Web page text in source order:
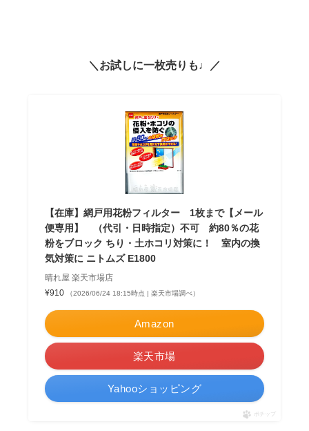
＼お試しに一枚売りも♩／
【在庫】網戸用花粉フィルター 1枚まで【メール
便専用】 （代引・日時指定）不可 約80％の花
粉をブロック ちり・土ホコリ対策に！ 室内の換
気対策に ニトムズ E1800
晴れ屋 楽天市場店
¥910
（2026/06/24 18:15時点 | 楽天市場調べ）
Amazon
楽天市場
Yahooショッピング
ポチップ